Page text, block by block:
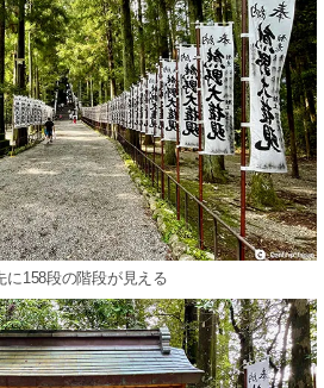
に158段の階段が見える